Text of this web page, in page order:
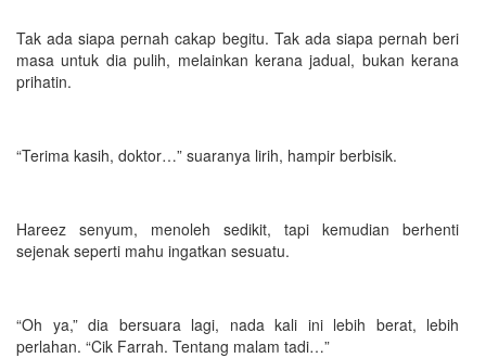
Tak ada siapa pernah cakap begitu. Tak ada siapa pernah beri
masa untuk dia pulih, melainkan kerana jadual, bukan kerana
prihatin.
“Terima kasih, doktor…” suaranya lirih, hampir berbisik.
Hareez senyum, menoleh sedikit, tapi kemudian berhenti
sejenak seperti mahu ingatkan sesuatu.
“Oh ya,” dia bersuara lagi, nada kali ini lebih berat, lebih
perlahan. “Cik Farrah. Tentang malam tadi…”